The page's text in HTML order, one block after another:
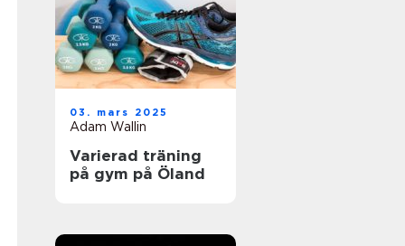
03. mars 2025
Adam Wallin
Varierad träning
på gym på Öland